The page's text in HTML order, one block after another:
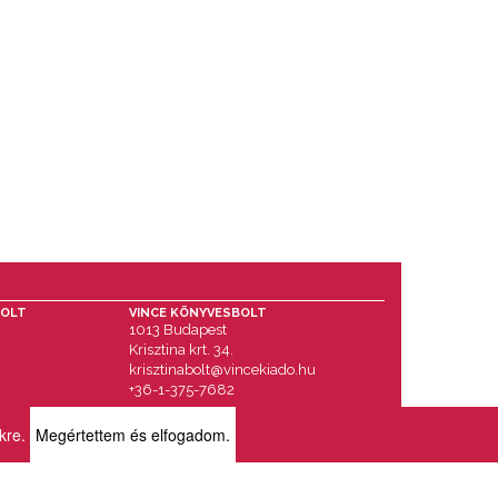
Megértettem és elfogadom.
VINCE KÖNYVESBOLT
1013 Budapest
Krisztina krt. 34.
krisztinabolt@vincekiado.hu
+36-1-375-7682